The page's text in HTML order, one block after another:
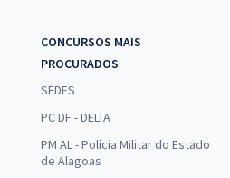
CONCURSOS MAIS
PROCURADOS
SEDES
PC DF - DELTA
PM AL - Polícia Militar do Estado
de Alagoas